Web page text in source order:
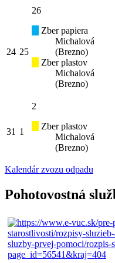
24 25
26
Zber papiera
Michalová
(Brezno)
Zber plastov
Michalová
(Brezno)
31 1
2
Zber plastov
Michalová
(Brezno)
Kalendár zvozu odpadu
Pohotovostná